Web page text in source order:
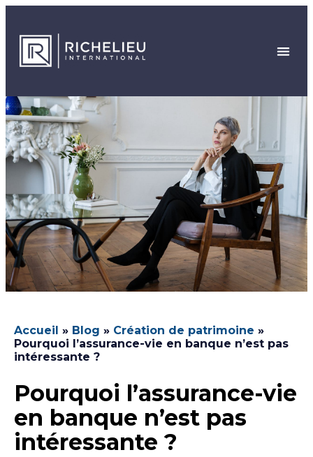
Accueil » Blog » Création de patrimoine »
Pourquoi l’assurance-vie en banque n’est pas
intéressante ?
Pourquoi l’assurance-vie
en banque n’est pas
intéressante ?